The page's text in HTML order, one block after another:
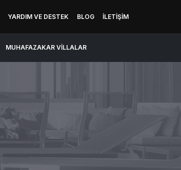
YARDIM VE DESTEK BLOG İLETIŞIM
MUHAFAZAKAR VILLALAR